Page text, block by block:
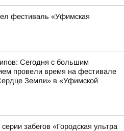
фестиваль «Уфимская
Сегодня с большим
провели время на фестивале
Земли» в «Уфимской
забегов «Городская ультра